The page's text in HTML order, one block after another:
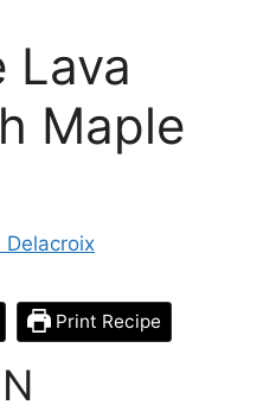
Lava
Maple
Delacroix
Print Recipe